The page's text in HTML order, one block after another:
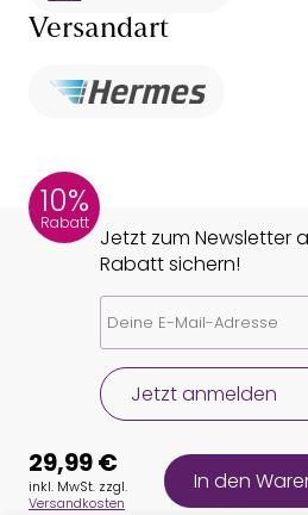
Versandart
10%
Rabatt
Jetzt zum Newsletter
Rabatt sichern!
Jetzt anmelden
29,99 €
inkl. MwSt. zzgl.
Versandkosten
In den